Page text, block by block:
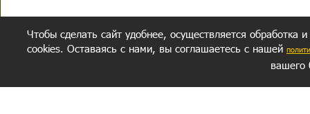
Чтобы сделать сайт удобнее, осуществляется обработка
cookies. Оставаясь с нами, вы соглашаетесь с нашей
вашего